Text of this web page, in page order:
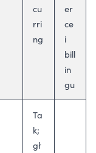
cu
rri
ng
er
ce
i
bill
in
gu
Ta
k;
gł